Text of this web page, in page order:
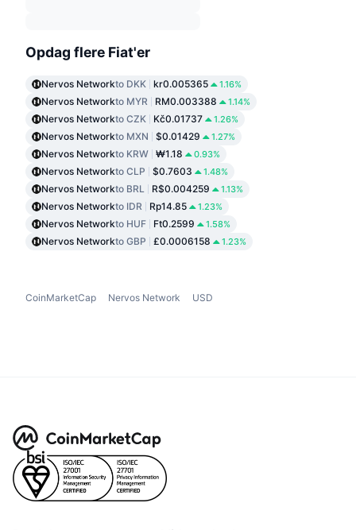
Opdag flere Fiat'er
Nervos Networkto DKK kr0.005365 1.16%
Nervos Networkto MYR RM0.003388 1.14%
Nervos Networkto CZK Kč0.01737 1.26%
Nervos Networkto MXN $0.01429 1.27%
Nervos Networkto KRW ₩1.18 0.93%
Nervos Networkto CLP $0.7603 1.48%
Nervos Networkto BRL R$0.004259 1.13%
Nervos Networkto IDR Rp14.85 1.23%
Nervos Networkto HUF Ft0.2599 1.58%
Nervos Networkto GBP £0.0006158 1.23%
CoinMarketCap Nervos Network USD